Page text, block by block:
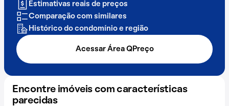
Estimativas reais de preços
Comparação com similares
Histórico do condomínio e região
Acessar Área QPreço
Encontre imóveis com características
parecidas